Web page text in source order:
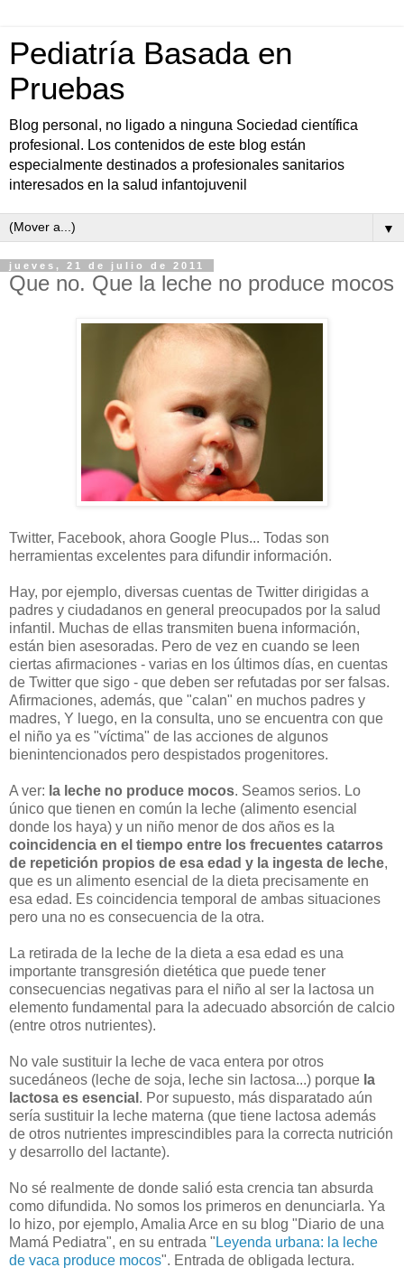
Pediatría Basada en
Pruebas
Blog personal, no ligado a ninguna Sociedad científica
profesional. Los contenidos de este blog están
especialmente destinados a profesionales sanitarios
interesados en la salud infantojuvenil
▼
jueves, 21 de julio de 2011
Que no. Que la leche no produce mocos
Twitter, Facebook, ahora Google Plus... Todas son
herramientas excelentes para difundir información.
Hay, por ejemplo, diversas cuentas de Twitter dirigidas a
padres y ciudadanos en general preocupados por la salud
infantil. Muchas de ellas transmiten buena información,
están bien asesoradas. Pero de vez en cuando se leen
ciertas afirmaciones - varias en los últimos días, en cuentas
de Twitter que sigo - que deben ser refutadas por ser falsas.
Afirmaciones, además, que "calan" en muchos padres y
madres, Y luego, en la consulta, uno se encuentra con que
el niño ya es "víctima" de las acciones de algunos
bienintencionados pero despistados progenitores.
A ver: la leche no produce mocos. Seamos serios. Lo
único que tienen en común la leche (alimento esencial
donde los haya) y un niño menor de dos años es la
coincidencia en el tiempo entre los frecuentes catarros
de repetición propios de esa edad y la ingesta de leche,
que es un alimento esencial de la dieta precisamente en
esa edad. Es coincidencia temporal de ambas situaciones
pero una no es consecuencia de la otra.
La retirada de la leche de la dieta a esa edad es una
importante transgresión dietética que puede tener
consecuencias negativas para el niño al ser la lactosa un
elemento fundamental para la adecuado absorción de calcio
(entre otros nutrientes).
No vale sustituir la leche de vaca entera por otros
sucedáneos (leche de soja, leche sin lactosa...) porque la
lactosa es esencial . Por supuesto, más disparatado aún
sería sustituir la leche materna (que tiene lactosa además
de otros nutrientes imprescindibles para la correcta nutrición
y desarrollo del lactante).
No sé realmente de donde salió esta crencia tan absurda
como difundida. No somos los primeros en denunciarla. Ya
lo hizo, por ejemplo, Amalia Arce en su blog "Diario de una
Mamá Pediatra", en su entrada " Leyenda urbana: la leche
de vaca produce mocos". Entrada de obligada lectura.